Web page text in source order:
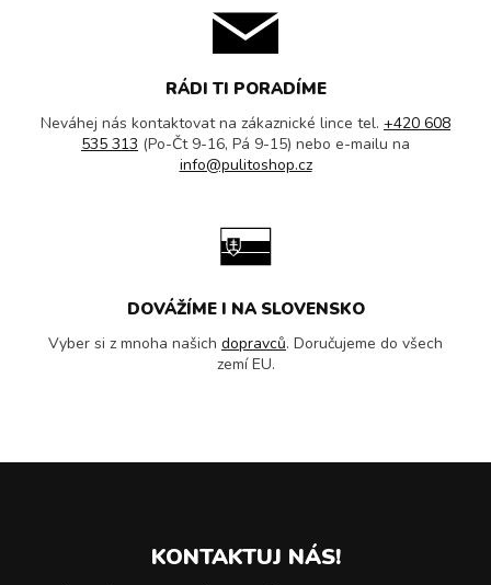
RÁDI TI PORADÍME
Neváhej nás kontaktovat na zákaznické lince tel. +420 608
535 313 (Po-Čt 9-16, Pá 9-15) nebo e-mailu na
info@pulitoshop.cz
DOVÁŽÍME I NA SLOVENSKO
Vyber si z mnoha našich dopravců. Doručujeme do všech
zemí EU.
KONTAKTUJ NÁS!